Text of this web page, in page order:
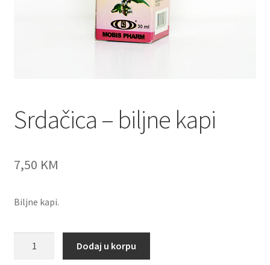
Srdačica – biljne kapi
7,50 KM
Biljne kapi.
Dodaj u korpu